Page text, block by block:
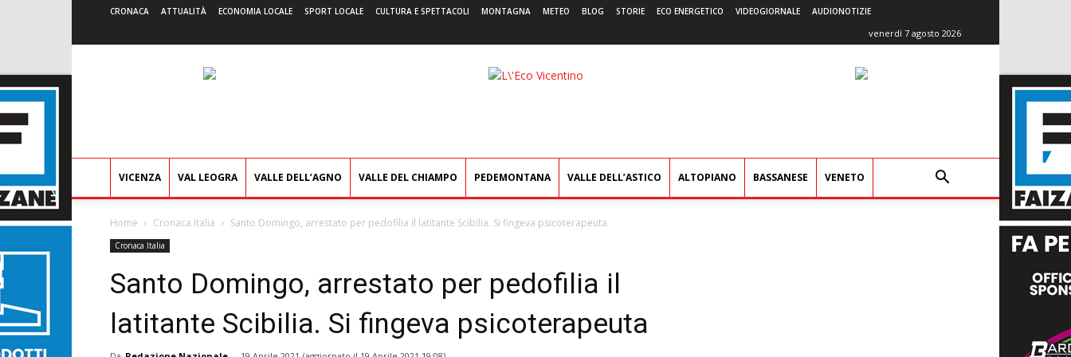
CRONACA ATTUALITÀ ECONOMIA LOCALE SPORT LOCALE CULTURA E SPETTACOLI MONTAGNA METEO BLOG STORIE ECO ENERGETICO VIDEOGIORNALE AUDIONOTIZIE
venerdì 7 agosto 2026
L'Eco
VICENZA VAL LEOGRA VALLE DELL’AGNO VALLE DEL CHIAMPO PEDEMONTANA VALLE DELL’ASTICO ALTOPIANO BASSANESE VENETO
Home Cronaca Italia Santo Domingo, arrestato per pedofilia il latitante Scibilia. Si fingeva psicoterapeuta
Cronaca Italia
Santo Domingo, arrestato per pedofilia il
latitante Scibilia. Si fingeva psicoterapeuta